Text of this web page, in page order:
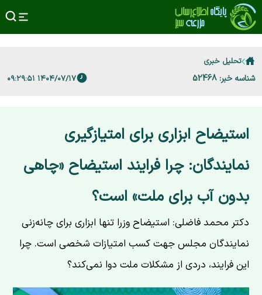
تحلیل خبری
شناسه خبر: 52468 ۱۴۰۴/۰۷/۱۷ ۰۹:۲۹:۵۱
استیضاح ابزاری برای امتیازگیری
نمایندگان: چرا فرایند استیضاح «چاهی
بدون آب برای ملت» است؟
دکتر محمد فاضلی: استیضاح وزرا تنها ابزاری برای چانه‌زنی
نمایندگان مجلس جهت کسب امتیازات شخصی است. چرا
این فرایند، دردی از مشکلات ملت دوا نمی‌کند؟